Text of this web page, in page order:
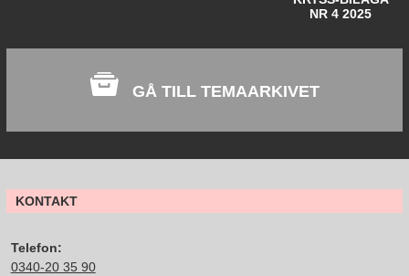
NR 4 2025
GÅ TILL TEMAARKIVET
KONTAKT
Telefon:
0340-20 35 90